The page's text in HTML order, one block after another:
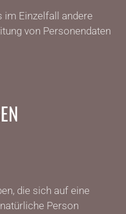
im Einzelfall andere
von Personendaten
die sich auf eine
Person